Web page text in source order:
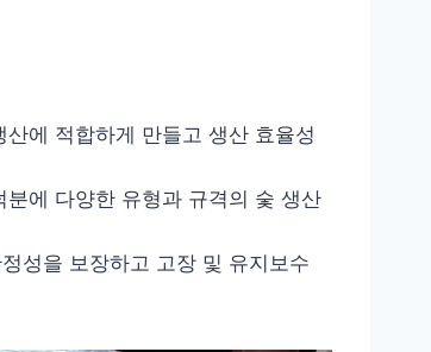
에 적합하게 만들고 생산 효율성
에 다양한 유형과 규격의 숯 생산
성을 보장하고 고장 및 유지보수